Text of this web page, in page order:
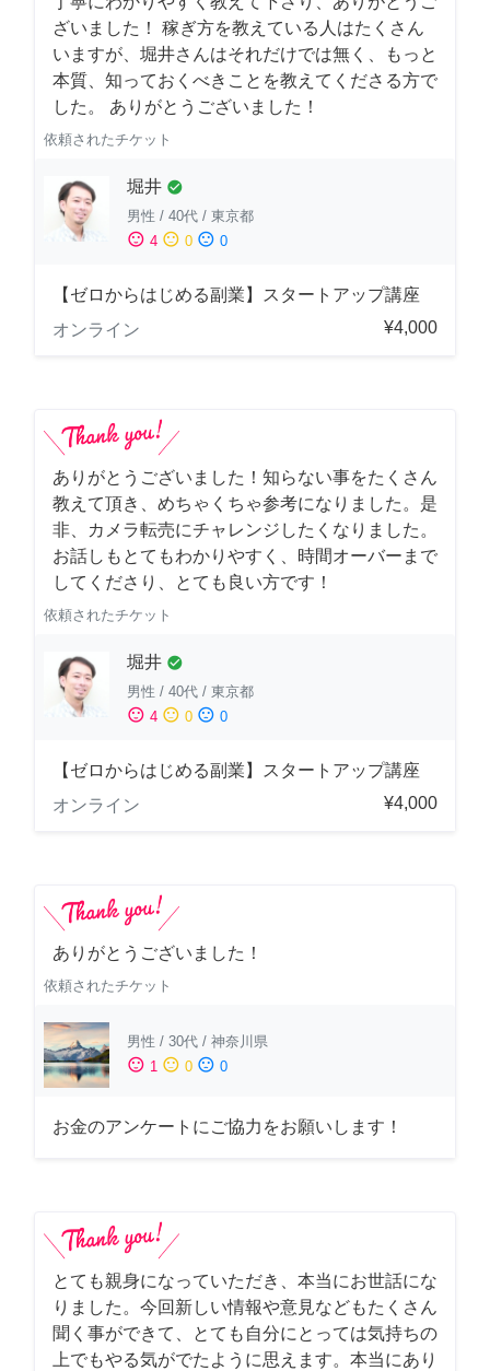
ざいました！ 稼ぎ方を教えている人はたくさん
いますが、堀井さんはそれだけでは無く、もっと
本質、知っておくべきことを教えてくださる方で
した。 ありがとうございました！
依頼されたチケット
堀井 check_circle
男性 / 40代 / 東京都
sentiment_satisfied 4 sentiment_neutral 0 sentiment_dissatisfied 0
【ゼロからはじめる副業】スタートアップ講座
オンライン
¥4,000
ありがとうございました！知らない事をたくさん
教えて頂き、めちゃくちゃ参考になりました。是
非、カメラ転売にチャレンジしたくなりました。
お話しもとてもわかりやすく、時間オーバーまで
してくださり、とても良い方です！
依頼されたチケット
堀井 check_circle
男性 / 40代 / 東京都
sentiment_satisfied 4 sentiment_neutral 0 sentiment_dissatisfied 0
【ゼロからはじめる副業】スタートアップ講座
オンライン
¥4,000
ありがとうございました！
依頼されたチケット
男性 / 30代 / 神奈川県
sentiment_satisfied 1 sentiment_neutral 0 sentiment_dissatisfied 0
お金のアンケートにご協力をお願いします！
とても親身になっていただき、本当にお世話にな
りました。今回新しい情報や意見などもたくさん
聞く事ができて、とても自分にとっては気持ちの
上でもやる気がでたように思えます。本当にあり